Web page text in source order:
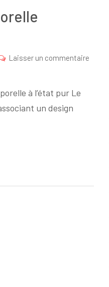
Laisser un commentaire
à l’état pur Le
un design